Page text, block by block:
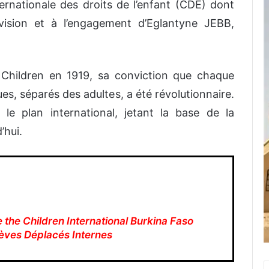
des droits de l’enfant (CDE) dont
et à l’engagement d’Eglantyne JEBB,
en 1919, sa conviction que chaque
séparés des adultes, a été révolutionnaire.
plan international, jetant la base de la
the Children International Burkina Faso
Déplacés Internes